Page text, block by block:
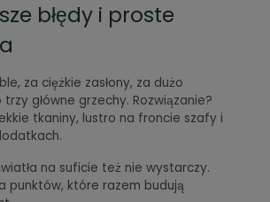
błędy i proste
za ciężkie zasłony, za dużo
główne grzechy. Rozwiązanie?
tkaniny, lustro na froncie szafy i
na suficie też nie wystarczy.
punktów, które razem budują